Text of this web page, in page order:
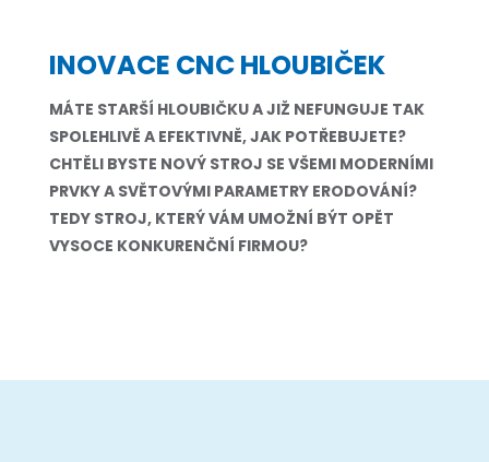
INOVACE CNC HLOUBIČEK
MÁTE STARŠÍ HLOUBIČKU A JIŽ NEFUNGUJE TAK
SPOLEHLIVĚ A EFEKTIVNĚ, JAK POTŘEBUJETE?
CHTĚLI BYSTE NOVÝ STROJ SE VŠEMI MODERNÍMI
PRVKY A SVĚTOVÝMI PARAMETRY ERODOVÁNÍ?
TEDY STROJ, KTERÝ VÁM UMOŽNÍ BÝT OPĚT
VYSOCE KONKURENČNÍ FIRMOU?